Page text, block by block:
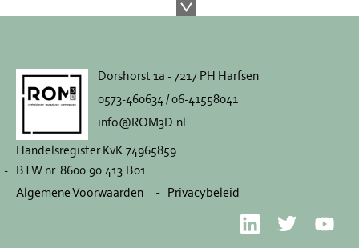
Dorshorst 1a - 7217 PH Harfsen
0573-460634 / 06-41558041
info@ROM3D.nl
Handelsregister KvK 74965859
BTW nr. 8600.90.413.B01
Algemene Voorwaarden
Privacybeleid